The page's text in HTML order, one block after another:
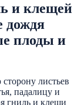
и клещей
дождя
плоды и
листьев
падалицу и
гниль и клещи